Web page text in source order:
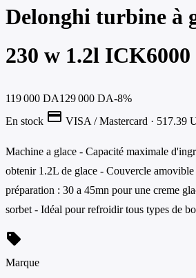
Delonghi turbine à
‎230 w 1.2l ICK6000
119 000 DA129 000 DA-8%
En stock credit_card VISA / Mastercard · 517.39
Machine a glace - Capacité maximale
obtenir 1.2L de glace - Couvercle amovible
préparation : 30 a 45mn pour une creme
sorbet - Idéal pour refroidir tous types de
sell
Marque